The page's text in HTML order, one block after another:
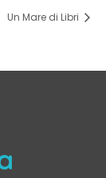
Un Mare di Libri